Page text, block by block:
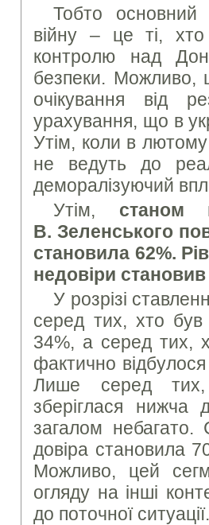
Тобто основний
війну – це ті,
контролю над
безпеки. Можливо,
очікування від
урахування, що в
Утім, коли в
не ведуть до
деморалізуючий
Утім, станом
В. Зеленського
становила 62%.
недовіри становив
У розрізі
серед тих, хто був
34%, а серед тих,
фактично відбулося
Лише серед тих,
зберіглася нижча
загалом
довіра становила
Можливо, цей
огляду на інші
до поточної ситуації.